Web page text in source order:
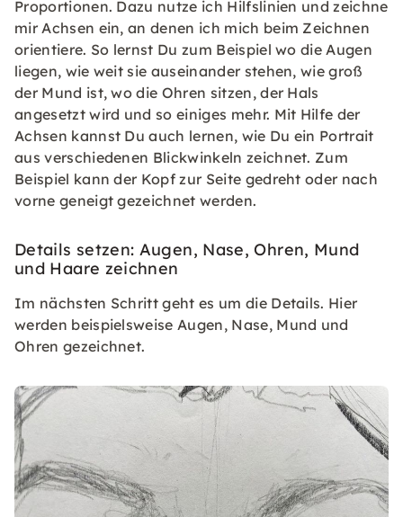
Proportionen. Dazu nutze ich Hilfslinien und zeichne
mir Achsen ein, an denen ich mich beim Zeichnen
orientiere. So lernst Du zum Beispiel wo die Augen
liegen, wie weit sie auseinander stehen, wie groß
der Mund ist, wo die Ohren sitzen, der Hals
angesetzt wird und so einiges mehr. Mit Hilfe der
Achsen kannst Du auch lernen, wie Du ein Portrait
aus verschiedenen Blickwinkeln zeichnet. Zum
Beispiel kann der Kopf zur Seite gedreht oder nach
vorne geneigt gezeichnet werden.
Details setzen: Augen, Nase, Ohren, Mund
und Haare zeichnen
Im nächsten Schritt geht es um die Details. Hier
werden beispielsweise Augen, Nase, Mund und
Ohren gezeichnet.